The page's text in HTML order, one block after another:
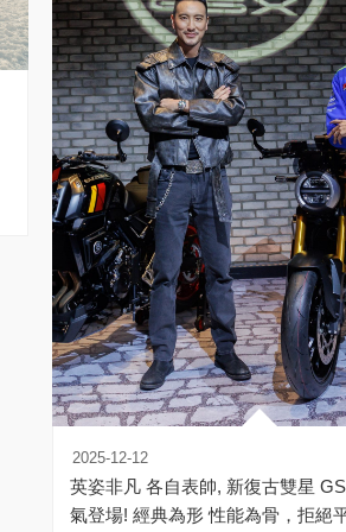
2025-12-12
英姿非凡 各自表帥, 新復古雙星
氣登場! 經典為形 性能為骨，拒